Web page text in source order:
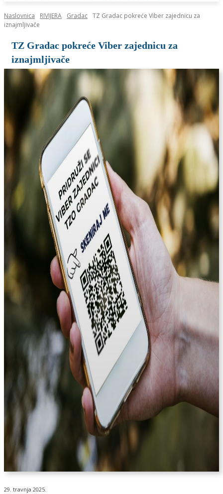
Naslovnica RIVIJERA Gradac TZ Gradac pokreće Viber zajednicu za
iznajmljivače
TZ Gradac pokreće Viber zajednicu za
iznajmljivače
29. travnja 2025.